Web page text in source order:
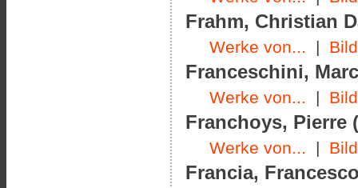
Frahm, Christian
Werke von... |
Franceschini,
Werke von... |
Franchoys, Pierre
Werke von... |
Francia,